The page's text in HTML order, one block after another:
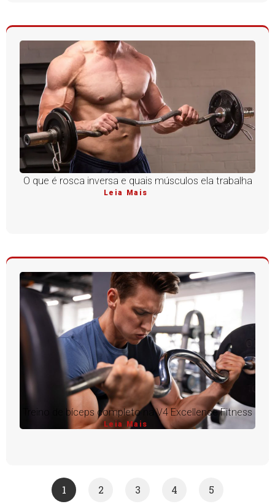
O que é rosca inversa e quais músculos ela trabalha
Leia Mais
Treino de bíceps completo na V4 Excellence Fitness
Leia Mais
1 2 3 4 5